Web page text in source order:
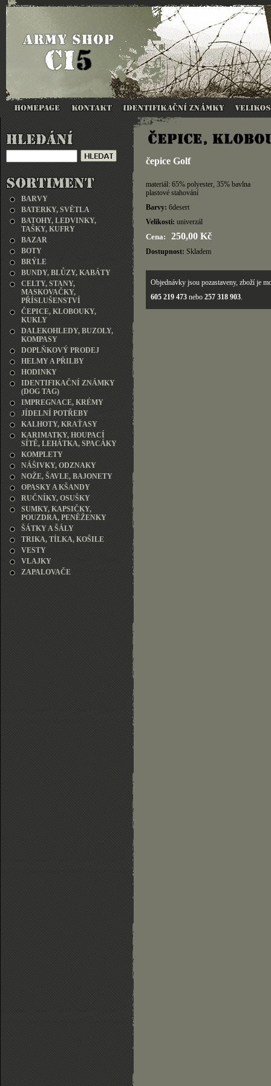
BARVY
BATERKY, SVĚTLA
BATOHY, LEDVINKY,
TAŠKY, KUFRY
BAZAR
BOTY
BRÝLE
BUNDY, BLŮZY, KABÁTY
CELTY, STANY,
MASKOVAČKY,
PŘÍSLUŠENSTVÍ
ČEPICE, KLOBOUKY,
KUKLY
DALEKOHLEDY, BUZOLY,
KOMPASY
DOPLŇKOVÝ PRODEJ
HELMY A PŘILBY
HODINKY
IDENTIFIKAČNÍ ZNÁMKY
(DOG TAG)
IMPREGNACE, KRÉMY
JÍDELNÍ POTŘEBY
KALHOTY, KRAŤASY
KARIMATKY, HOUPACÍ
SÍTĚ, LEHÁTKA, SPACÁKY
KOMPLETY
NÁŠIVKY, ODZNAKY
NOŽE, ŠAVLE, BAJONETY
OPASKY A KŠANDY
RUČNÍKY, OSUŠKY
SUMKY, KAPSIČKY,
POUZDRA, PENĚŽENKY
ŠÁTKY A ŠÁLY
TRIKA, TÍLKA, KOŠILE
VESTY
VLAJKY
ZAPALOVAČE
čepice Golf
materiál: 65% polyester, 35% bavlna
plastové stahování
Barvy: 6desert
Velikosti: univerzál
Cena: 250,00 Kč
Dostupnost: Skladem
Objednávky jsou pozastaveny, zboží je
605 219 473 nebo 257 318 903.